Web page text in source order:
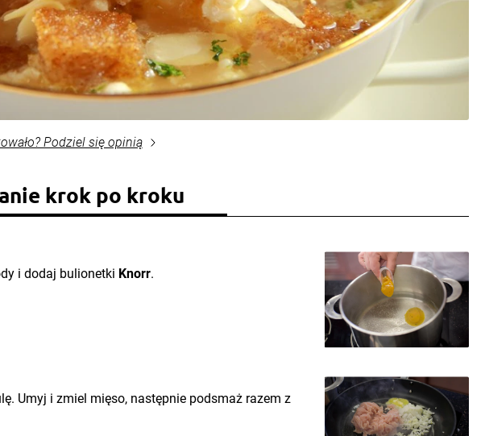
Podziel się opinią
krok po kroku
i dodaj bulionetki Knorr.
Umyj i zmiel mięso, następnie podsmaż razem z